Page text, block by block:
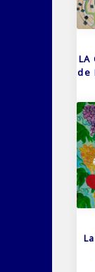
LA
de